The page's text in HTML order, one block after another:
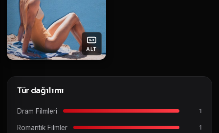
ALT
Tür dağılımı
Dram Filmleri 1
Romantik Filmler 1